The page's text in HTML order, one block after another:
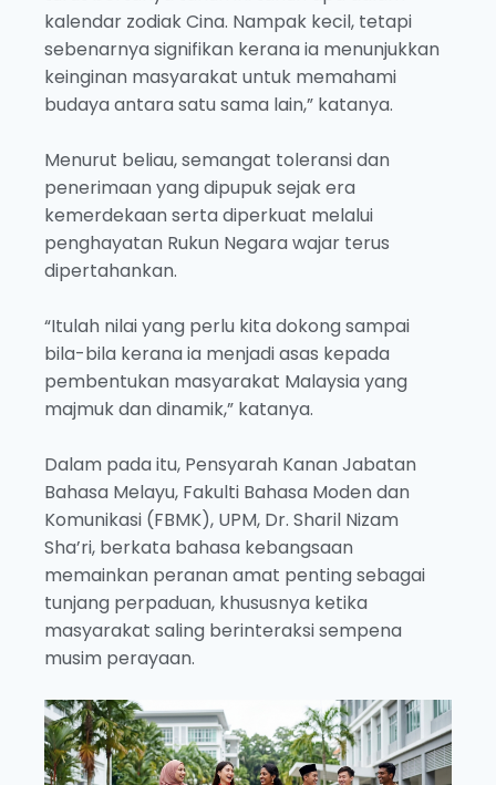
kalendar zodiak Cina. Nampak kecil, tetapi
sebenarnya signifikan kerana ia menunjukkan
keinginan masyarakat untuk memahami
budaya antara satu sama lain,” katanya.
Menurut beliau, semangat toleransi dan
penerimaan yang dipupuk sejak era
kemerdekaan serta diperkuat melalui
penghayatan Rukun Negara wajar terus
dipertahankan.
“Itulah nilai yang perlu kita dokong sampai
bila-bila kerana ia menjadi asas kepada
pembentukan masyarakat Malaysia yang
majmuk dan dinamik,” katanya.
Dalam pada itu, Pensyarah Kanan Jabatan
Bahasa Melayu, Fakulti Bahasa Moden dan
Komunikasi (FBMK), UPM, Dr. Sharil Nizam
Sha’ri, berkata bahasa kebangsaan
memainkan peranan amat penting sebagai
tunjang perpaduan, khususnya ketika
masyarakat saling berinteraksi sempena
musim perayaan.